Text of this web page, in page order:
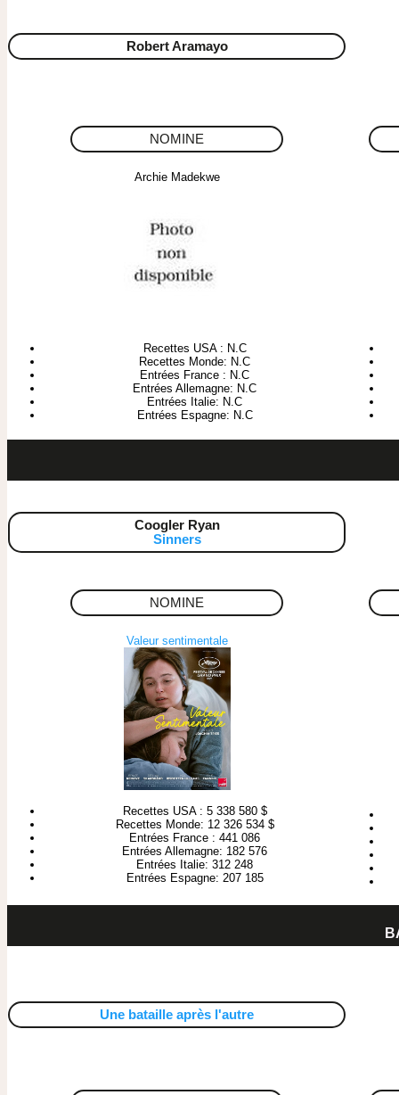
Robert Aramayo
NOMINE
Archie Madekwe
Recettes USA : N.C
Recettes Monde: N.C
Entrées France : N.C
Entrées Allemagne: N.C
Entrées Italie: N.C
Entrées Espagne: N.C
Coogler Ryan
Sinners
NOMINE
Valeur sentimentale
Recettes USA : 5 338 580 $
Recettes Monde: 12 326 534 $
Entrées France : 441 086
Entrées Allemagne: 182 576
Entrées Italie: 312 248
Entrées Espagne: 207 185
Une bataille après l'autre